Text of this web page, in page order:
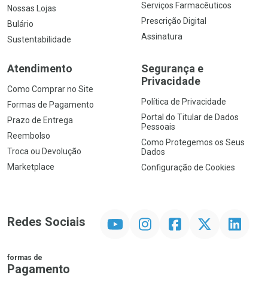
Nossas Lojas
Bulário
Sustentabilidade
Serviços Farmacêuticos
Prescrição Digital
Assinatura
Atendimento
Como Comprar no Site
Formas de Pagamento
Prazo de Entrega
Reembolso
Troca ou Devolução
Marketplace
Segurança e
Privacidade
Política de Privacidade
Portal do Titular de Dados
Pessoais
Como Protegemos os Seus
Dados
Configuração de Cookies
Redes Sociais InstagramFacebookTwitter Linkedin
formas de
Pagamento